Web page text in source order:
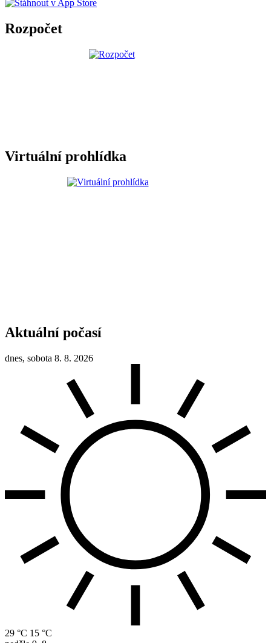
Rozpočet
Virtuální prohlídka
Aktuální počasí
dnes, sobota 8. 8. 2026
29 °C 15 °C